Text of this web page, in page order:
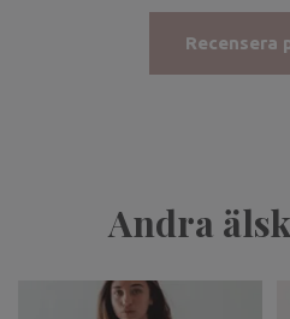
Recensera
Andra